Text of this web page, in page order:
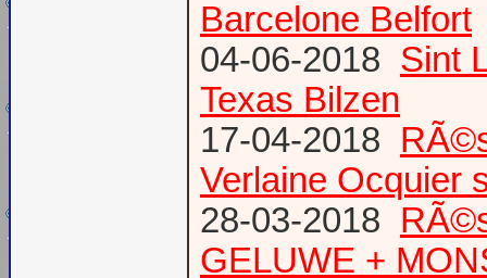
Barcelone Belfort
04-06-2018 Sint
Texas Bilzen
17-04-2018
Verlaine Ocquier
28-03-2018
GELUWE +